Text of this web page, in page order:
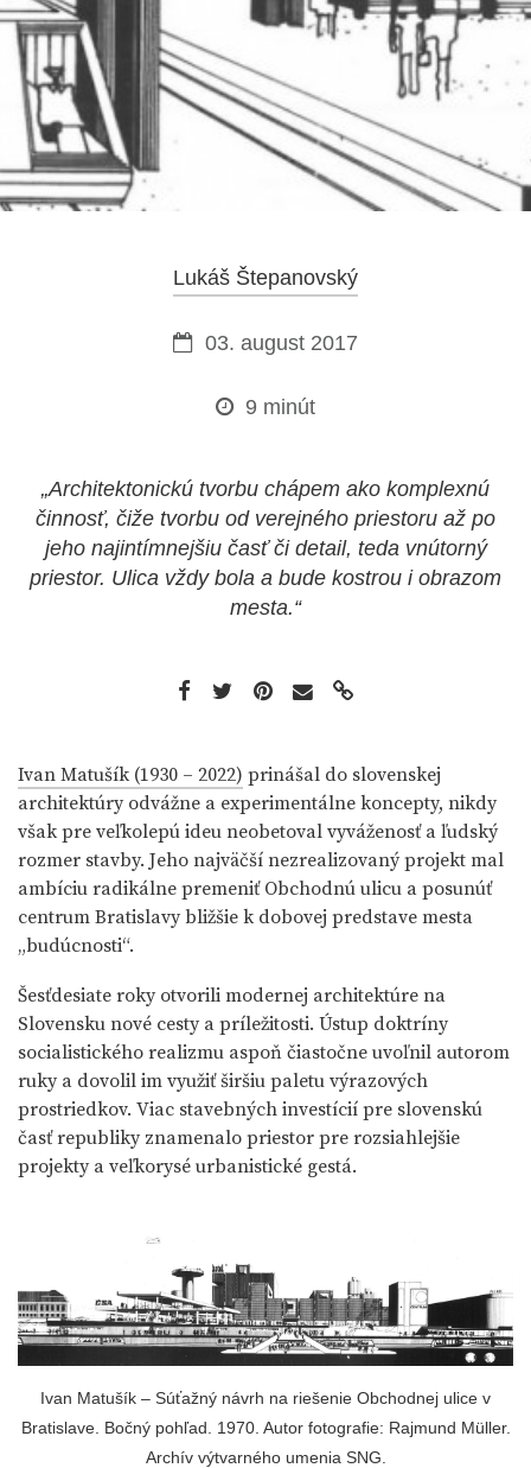
Lukáš Štepanovský
03. august 2017
9 minút
„Architektonickú tvorbu chápem ako komplexnú
činnosť, čiže tvorbu od verejného priestoru až po
jeho najintímnejšiu časť či detail, teda vnútorný
priestor. Ulica vždy bola a bude kostrou i obrazom
mesta.“
Ivan Matušík (1930 – 2022) prinášal do slovenskej
architektúry odvážne a experimentálne koncepty, nikdy
však pre veľkolepú ideu neobetoval vyváženosť a ľudský
rozmer stavby. Jeho najväčší nezrealizovaný projekt mal
ambíciu radikálne premeniť Obchodnú ulicu a posunúť
centrum Bratislavy bližšie k dobovej predstave mesta
„budúcnosti“.
Šesťdesiate roky otvorili modernej architektúre na
Slovensku nové cesty a príležitosti. Ústup doktríny
socialistického realizmu aspoň čiastočne uvoľnil autorom
ruky a dovolil im využiť širšiu paletu výrazových
prostriedkov. Viac stavebných investícií pre slovenskú
časť republiky znamenalo priestor pre rozsiahlejšie
projekty a veľkorysé urbanistické gestá.
Ivan Matušík – Súťažný návrh na riešenie Obchodnej ulice v
Bratislave. Bočný pohľad. 1970. Autor fotografie: Rajmund Müller.
Archív výtvarného umenia SNG.